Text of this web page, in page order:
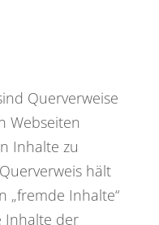
Querverweise
Webseiten
Inhalte zu
hält
„fremde Inhalte“
Inhalte der